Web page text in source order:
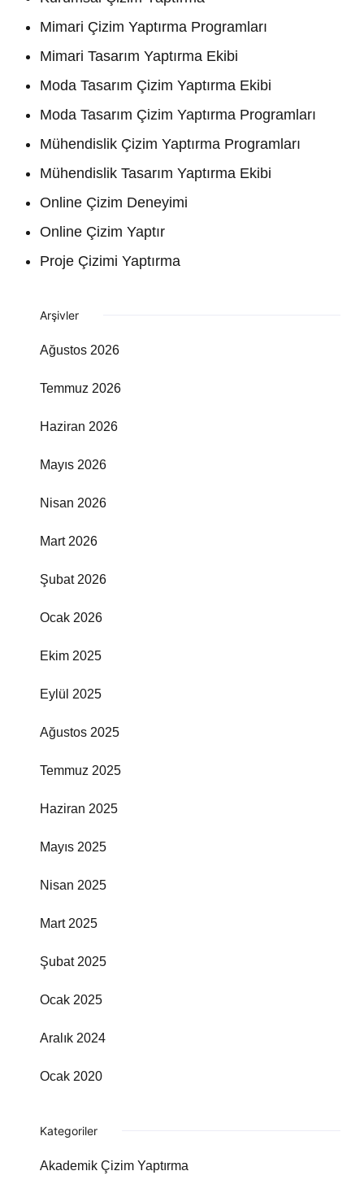
Mimari Çizim Yaptırma Programları
Mimari Tasarım Yaptırma Ekibi
Moda Tasarım Çizim Yaptırma Ekibi
Moda Tasarım Çizim Yaptırma Programları
Mühendislik Çizim Yaptırma Programları
Mühendislik Tasarım Yaptırma Ekibi
Online Çizim Deneyimi
Online Çizim Yaptır
Proje Çizimi Yaptırma
Arşivler
Ağustos 2026
Temmuz 2026
Haziran 2026
Mayıs 2026
Nisan 2026
Mart 2026
Şubat 2026
Ocak 2026
Ekim 2025
Eylül 2025
Ağustos 2025
Temmuz 2025
Haziran 2025
Mayıs 2025
Nisan 2025
Mart 2025
Şubat 2025
Ocak 2025
Aralık 2024
Ocak 2020
Kategoriler
Akademik Çizim Yaptırma